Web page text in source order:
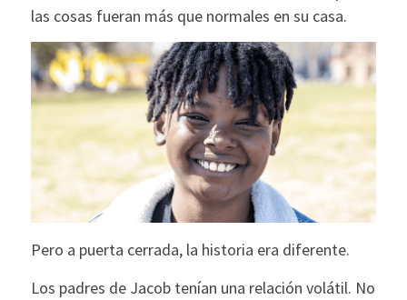
las cosas fueran más que normales en su casa.
Pero a puerta cerrada, la historia era diferente.
Los padres de Jacob tenían una relación volátil. No